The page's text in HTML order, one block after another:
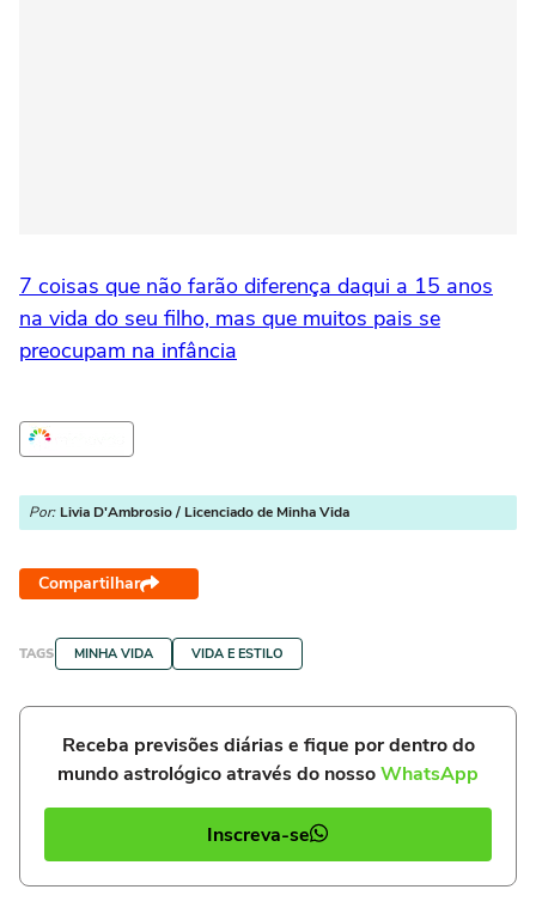
7 coisas que não farão diferença daqui a 15 anos
na vida do seu filho, mas que muitos pais se
preocupam na infância
Por: Livia D'Ambrosio / Licenciado de Minha Vida
Compartilhar
TAGS MINHA VIDA VIDA E ESTILO
Receba previsões diárias e fique por dentro do
mundo astrológico através do nossoWhatsApp
Inscreva-se